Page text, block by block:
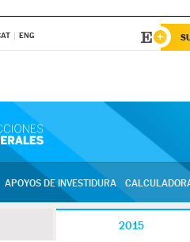
ENG
APOYOS DE INVESTIDURA
2015